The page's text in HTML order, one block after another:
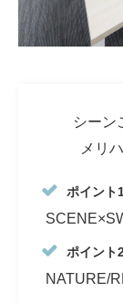
シーン
メリ
ポイント
ポイント
NATURE/